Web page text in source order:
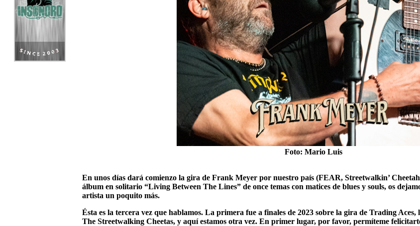
Foto: Mario Luis
En unos días dará comienzo la gira de Frank Meyer por nuestro país (FEAR, Streetwalkin’
álbum en solitario “Living Between The Lines” de once temas con matices de blues y souls, os
artista un poquito más.
Ésta es la tercera vez que hablamos. La primera fue a finales de 2023 sobre la gira de Trading Aces,
The Streetwalking Cheetas, y aquí estamos otra vez. En primer lugar, por favor, permíteme